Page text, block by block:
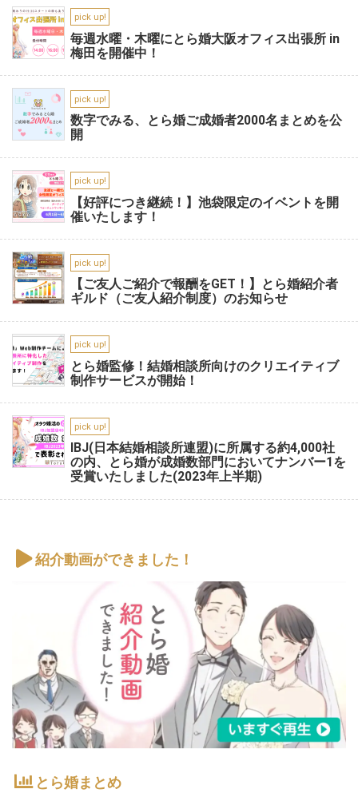
pick up!
毎週水曜・木曜にとら婚大阪オフィス出張所 in
梅田を開催中！
pick up!
数字でみる、とら婚ご成婚者2000名まとめを公
開
pick up!
【好評につき継続！】池袋限定のイベントを開
催いたします！
pick up!
【ご友人ご紹介で報酬をGET！】とら婚紹介者
ギルド（ご友人紹介制度）のお知らせ
pick up!
とら婚監修！結婚相談所向けのクリエイティブ
制作サービスが開始！
pick up!
IBJ(日本結婚相談所連盟)に所属する約4,000社
の内、とら婚が成婚数部門においてナンバー1を
受賞いたしました(2023年上半期)
紹介動画ができました！
とら婚まとめ